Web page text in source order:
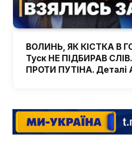
ВОЛИНЬ, ЯК КІСТКА В
Туск НЕ ПІДБИРАВ
ПРОТИ ПУТІНА.